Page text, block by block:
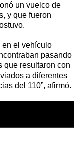
un vuelco de
y que fueron
en el vehículo
pasando
que resultaron con
a diferentes
del 110”, afirmó.